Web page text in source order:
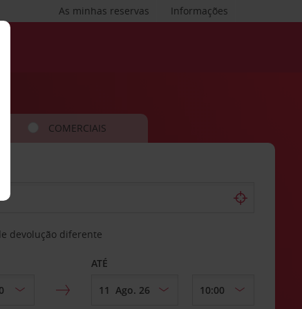
Informações
As minhas reservas
COMERCIAIS
devolução diferente
ATÉ